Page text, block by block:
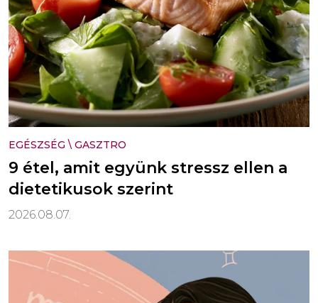
EGÉSZSÉG \ GASZTRO
9 étel, amit együnk stressz ellen a
dietetikusok szerint
2026.08.07.